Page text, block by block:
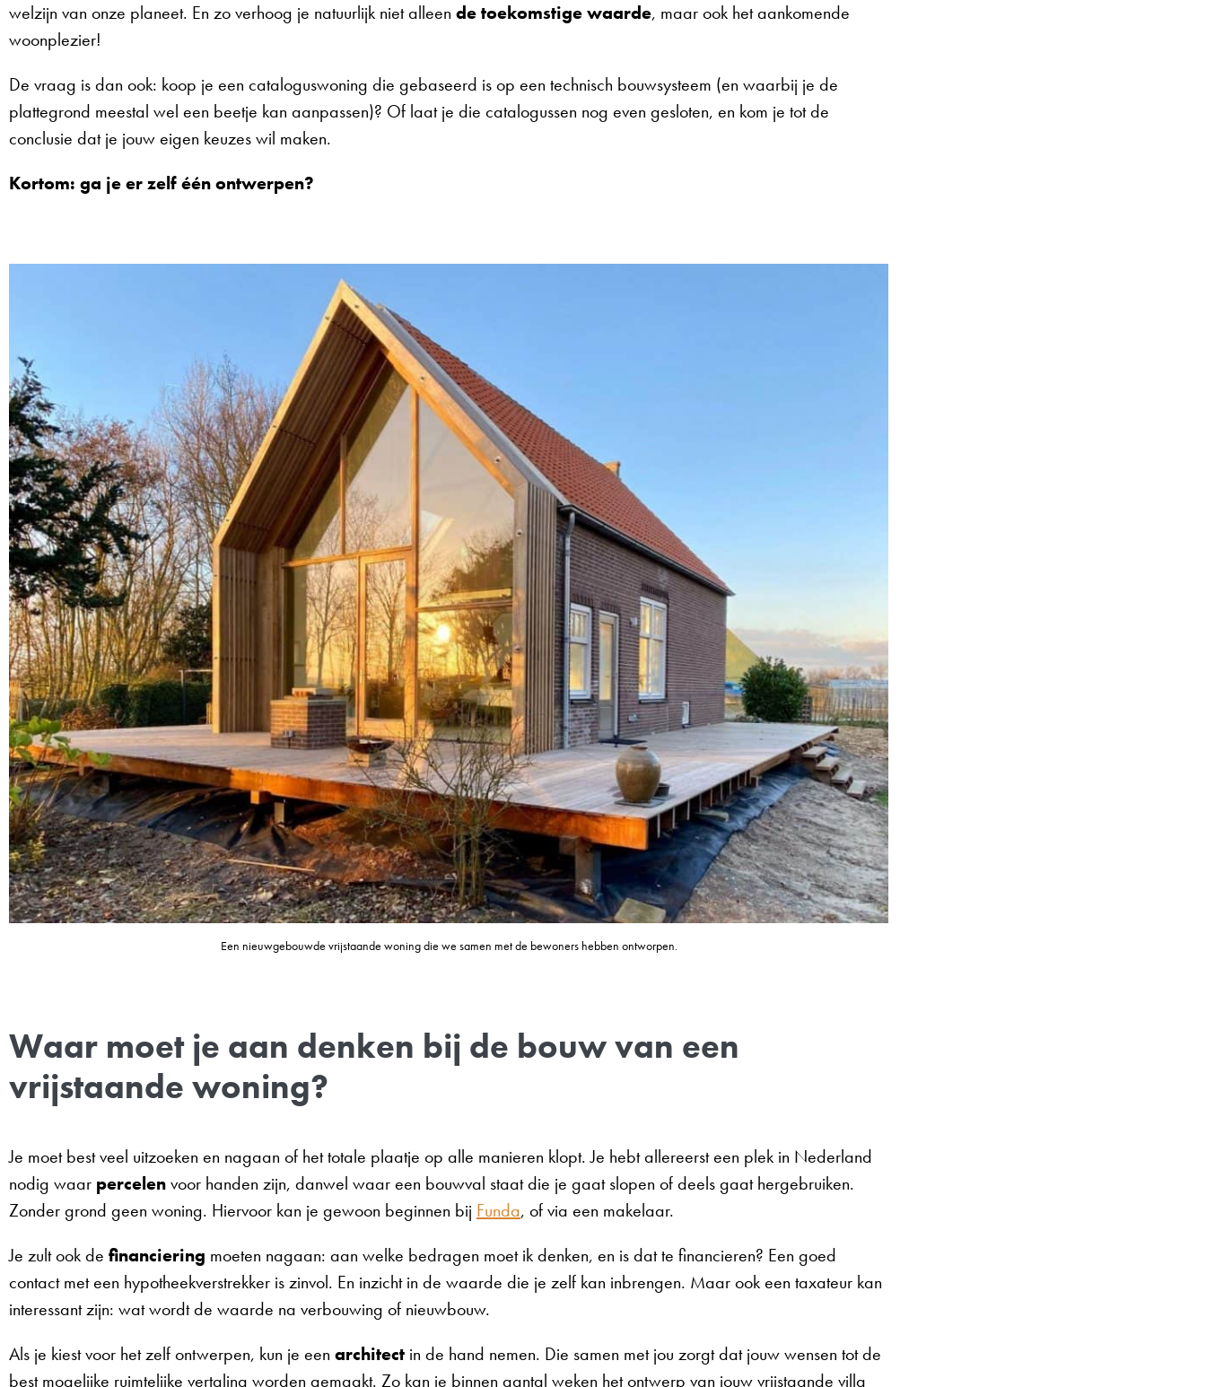
welzijn van onze planeet. En zo verhoog je natuurlijk niet alleen de toekomstige waarde, maar ook het aankomende
woonplezier!
De vraag is dan ook: koop je een cataloguswoning die gebaseerd is op een technisch bouwsysteem (en waarbij je de
plattegrond meestal wel een beetje kan aanpassen)? Of laat je die catalogussen nog even gesloten, en kom je tot de
conclusie dat je jouw eigen keuzes wil maken.
Kortom: ga je er zelf één ontwerpen?
Een nieuwgebouwde vrijstaande woning die we samen met de bewoners hebben ontworpen.
Waar moet je aan denken bij de bouw van een
vrijstaande woning?
Je moet best veel uitzoeken en nagaan of het totale plaatje op alle manieren klopt. Je hebt allereerst een plek in Nederland
nodig waar percelenvoor handen zijn, danwel waar een bouwval staat die je gaat slopen of deels gaat hergebruiken.
Zonder grond geen woning. Hiervoor kan je gewoon beginnen bij Funda, of via een makelaar.
Je zult ook de financiering moeten nagaan: aan welke bedragen moet ik denken, en is dat te financieren? Een goed
contact met een hypotheekverstrekker is zinvol. En inzicht in de waarde die je zelf kan inbrengen. Maar ook een taxateur kan
interessant zijn: wat wordt de waarde na verbouwing of nieuwbouw.
Als je kiest voor het zelf ontwerpen, kun je een architect in de hand nemen. Die samen met jou zorgt dat jouw wensen tot de
best mogelijke ruimtelijke vertaling worden gemaakt. Zo kan je binnen aantal weken het ontwerp van jouw vrijstaande villa